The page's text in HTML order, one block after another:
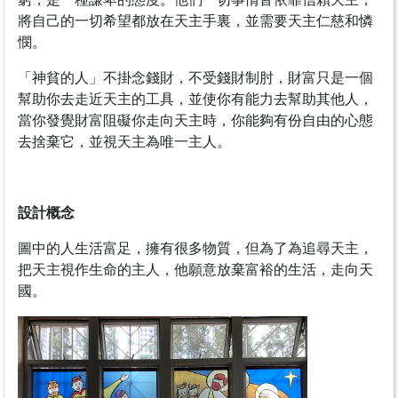
將自己的一切希望都放在天主手裏，並需要天主仁慈和憐
憫。
「神貧的人」不掛念錢財，不受錢財制肘，財富只是一個
幫助你去走近天主的工具，並使你有能力去幫助其他人，
當你發覺財富阻礙你走向天主時，你能夠有份自由的心態
去捨棄它，並視天主為唯一主人。
設計概念
圖中的人生活富足，擁有很多物質，但為了為追尋天主，
把天主視作生命的主人，他願意放棄富裕的生活，走向天
國。